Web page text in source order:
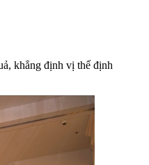
khẳng định vị thế định